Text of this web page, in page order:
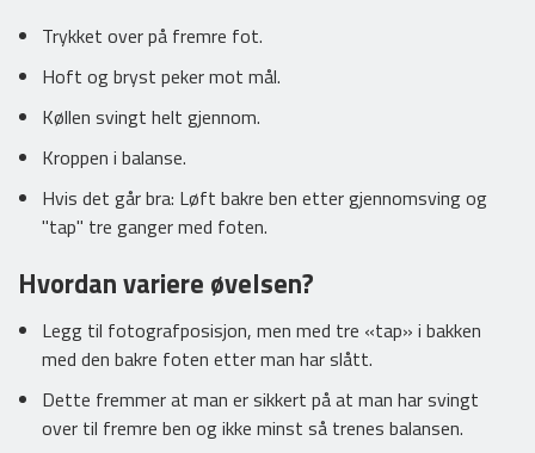
Trykket over på fremre fot.
Hoft og bryst peker mot mål.
Køllen svingt helt gjennom.
Kroppen i balanse.
Hvis det går bra: Løft bakre ben etter gjennomsving og
"tap" tre ganger med foten.
Hvordan variere øvelsen?
Legg til fotografposisjon, men med tre «tap» i bakken
med den bakre foten etter man har slått.
Dette fremmer at man er sikkert på at man har svingt
over til fremre ben og ikke minst så trenes balansen.